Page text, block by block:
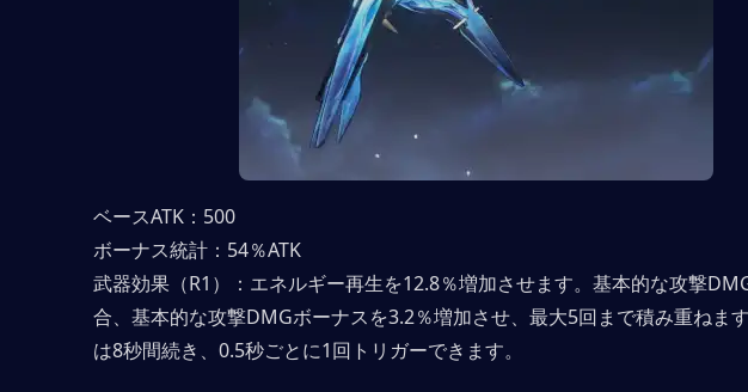
ベースATK：500
ボーナス統計：54％ATK
武器効果（R1）：エネルギー再生を12.8％増加させます。基本的な攻撃
合、基本的な攻撃DMGボーナスを3.2％増加させ、最大5回まで積み重ねま
は8秒間続き、0.5秒ごとに1回トリガーできます。